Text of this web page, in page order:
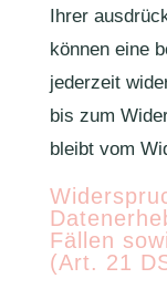
Ihrer
können eine
jederzeit
bis zum
bleibt vom
Fällen
(Art. 21